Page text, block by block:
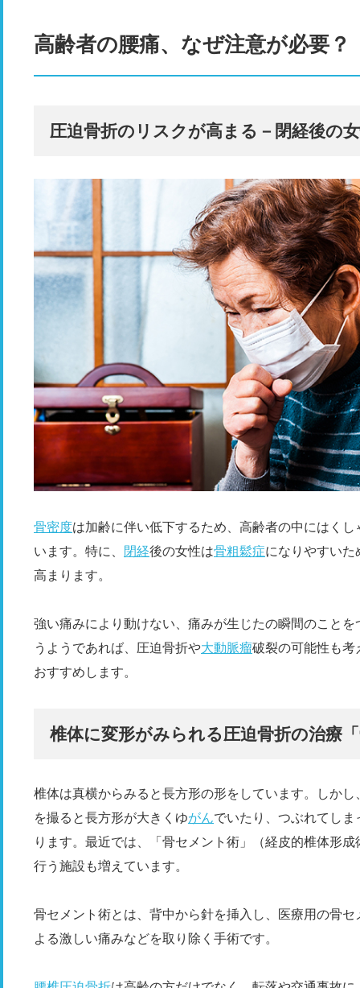
高齢者の腰痛、なぜ注意が必要？
圧迫骨折のリスクが高まる－閉経後の
骨密度は加齢に伴い低下するため、高齢者の中にはく
います。特に、
閉経後の女性は骨粗鬆症になりやすいた
高まります。
強い痛みにより動けない、痛みが生じたの瞬間のこと
うようであれば、圧迫骨折や大動脈瘤破裂の可能性も考
おすすめします。
椎体に変形がみられる圧迫骨折の治療
椎体は真横からみると長方形の形をしています。しか
を撮ると長方形が大きくゆがんでいたり、つぶれてし
ります。最近では、「骨セメント術」（経皮的椎体形
行う施設も増えています。
骨セメント術とは、背中から針を挿入し、医療用の骨
よる激しい痛みなどを取り除く手術です。